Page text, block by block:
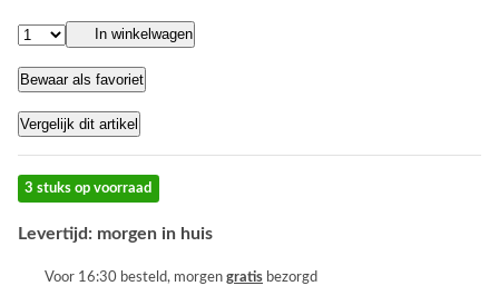
In winkelwagen
Bewaar als favoriet
Vergelijk dit artikel
3 stuks op voorraad
Levertijd: morgen in huis
Voor 16:30 besteld, morgen gratis bezorgd